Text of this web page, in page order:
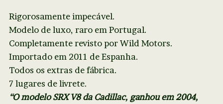
Rigorosamente impecável.
Modelo de luxo, raro em Portugal.
Completamente revisto por Wild Motors.
Importado em 2011 de Espanha.
Todos os extras de fábrica.
7 lugares de livrete.
“O modelo SRX V8 da Cadillac, ganhou em 2004,